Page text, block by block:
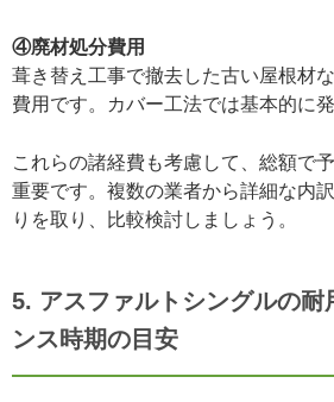
④廃材処分費用
葺き替え工事で撤去した古い屋根材
費用です。カバー工法では基本的に発
これらの諸経費も考慮して、総額で
重要です。複数の業者から詳細な内
りを取り、比較検討しましょう。
5. アスファルトシングルの耐
ンス時期の目安